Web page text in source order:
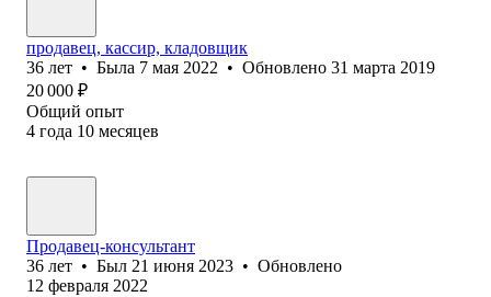
продавец, кассир, кладовщик
36 лет • Была 7 мая 2022 • Обновлено 31 марта 2019
20 000 ₽
Общий опыт
4 года 10 месяцев
Продавец-консультант
36 лет • Был 21 июня 2023 • Обновлено
12 февраля 2022